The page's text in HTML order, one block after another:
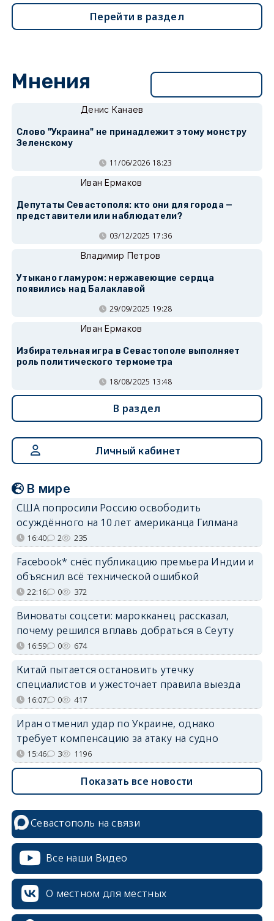
Перейти в раздел
Мнения
Денис Канаев
Слово "Украина" не принадлежит этому монстру
Зеленскому
11/06/2026 18:23
Иван Ермаков
Депутаты Севастополя: кто они для города —
представители или наблюдатели?
03/12/2025 17:36
Владимир Петров
Утыкано гламуром: нержавеющие сердца
появились над Балаклавой
29/09/2025 19:28
Иван Ермаков
Избирательная игра в Севастополе выполняет
роль политического термометра
18/08/2025 13:48
В раздел
Личный кабинет
В мире
США попросили Россию освободить
осуждённого на 10 лет американца Гилмана
16:40 2 235
Facebook* снёс публикацию премьера Индии и
объяснил всё технической ошибкой
22:16 0 372
Виноваты соцсети: марокканец рассказал,
почему решился вплавь добраться в Сеуту
16:59 0 674
Китай пытается остановить утечку
специалистов и ужесточает правила выезда
16:07 0 417
Иран отменил удар по Украине, однако
требует компенсацию за атаку на судно
15:46 3 1196
Показать все новости
Севастополь на связи
Все наши Видео
О местном для местных